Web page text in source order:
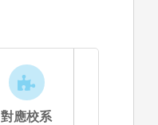
對應校系